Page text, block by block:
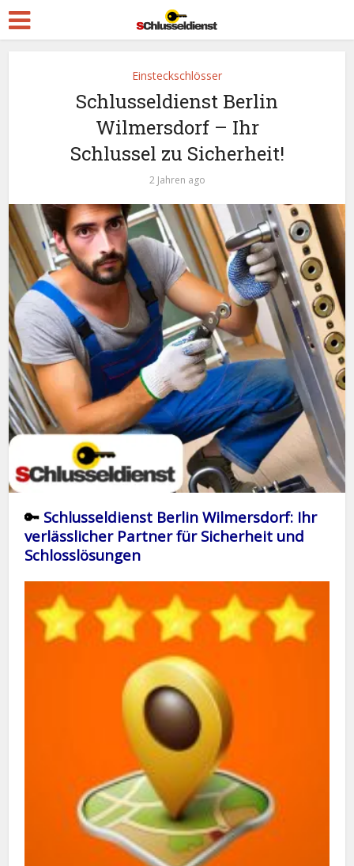
Einsteckschlösser
Schlusseldienst Berlin
Wilmersdorf – Ihr
Schlussel zu Sicherheit!
2 Jahren ago
🔑 Schlusseldienst Berlin Wilmersdorf: Ihr
verlässlicher Partner für Sicherheit und
Schlosslösungen